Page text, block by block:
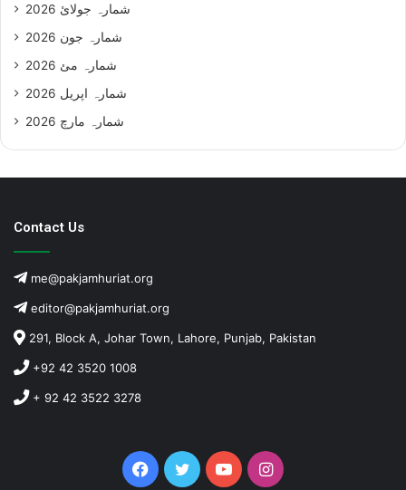
شمارہ جولائ 2026
شمارہ جون 2026
شمارہ مئ 2026
شمارہ اپریل 2026
شمارہ مارچ 2026
Contact Us
me@pakjamhuriat.org
editor@pakjamhuriat.org
291, Block A, Johar Town, Lahore, Punjab, Pakistan
+92 42 3520 1008
+ 92 42 3522 3278
Facebook
TwitterYouTubeInstagram